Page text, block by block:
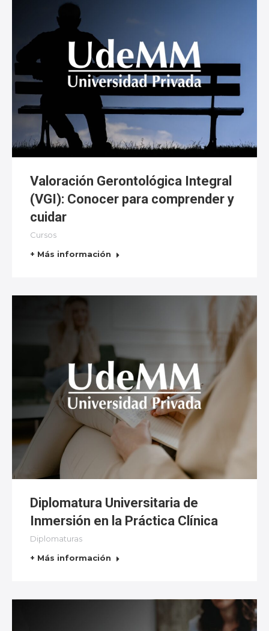
Valoración Gerontológica Integral
(VGI): Conocer para comprender y
cuidar
Cursos
+ Más información
Diplomatura Universitaria de
Inmersión en la Práctica Clínica
Diplomaturas
+ Más información